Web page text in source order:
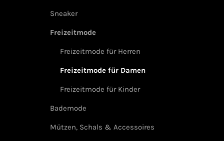
Sneaker
Freizeitmode
Freizeitmode für Herren
Freizeitmode für Damen
Freizeitmode für Kinder
Bademode
Mützen, Schals & Accessoires